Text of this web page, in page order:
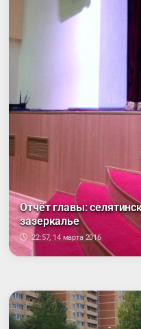
Отчёт главы:
зазеркалье
22:57, 14 марта 2016